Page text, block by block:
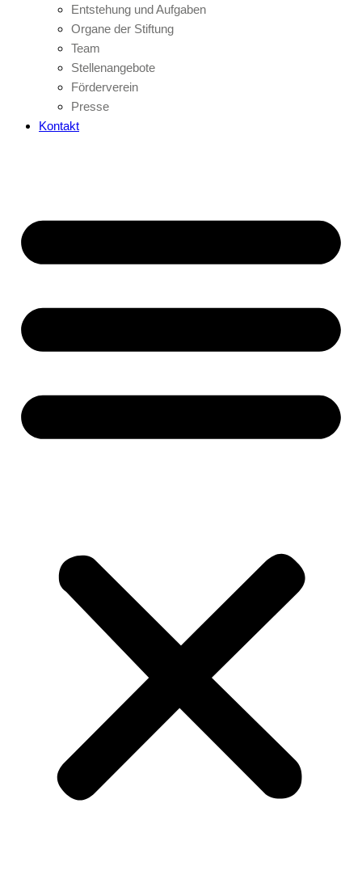
Entstehung und Aufgaben
Organe der Stiftung
Team
Stellenangebote
Förderverein
Presse
Kontakt